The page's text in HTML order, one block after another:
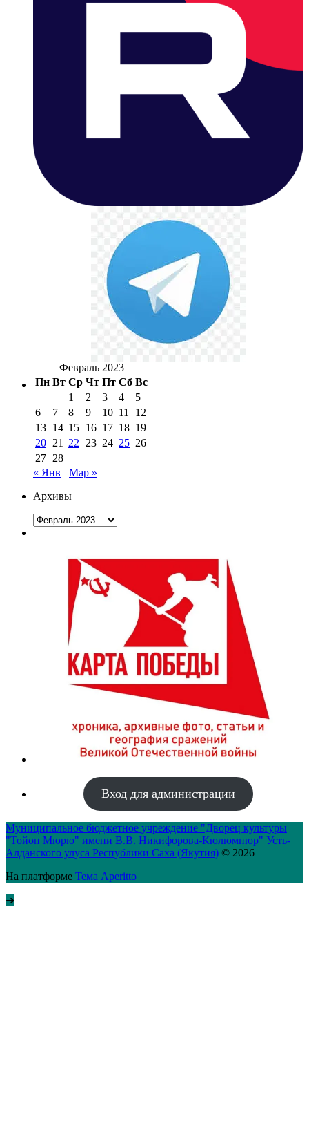
Февраль 2023
Пн Вт Ср Чт Пт Сб Вс
1
2 3 4
5
6
7 8 9 10 11
12
13 14 15 16 17 18 19
20 21 22 23 24 25 26
27 28
« Янв
Мар »
Архивы
Архивы
Вход для администрации
Муниципальное бюджетное учреждение "Дворец культуры
"Тойон Мюрю" имени В.В. Никифорова-Кюлюмнюр" Усть-
Алданского улуса Республики Саха (Якутия) © 2026
На платформе Тема Aperitto
➜